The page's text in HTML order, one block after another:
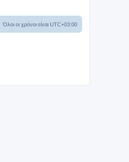
Όλοι οι χρόνοι είναι UTC+03:00